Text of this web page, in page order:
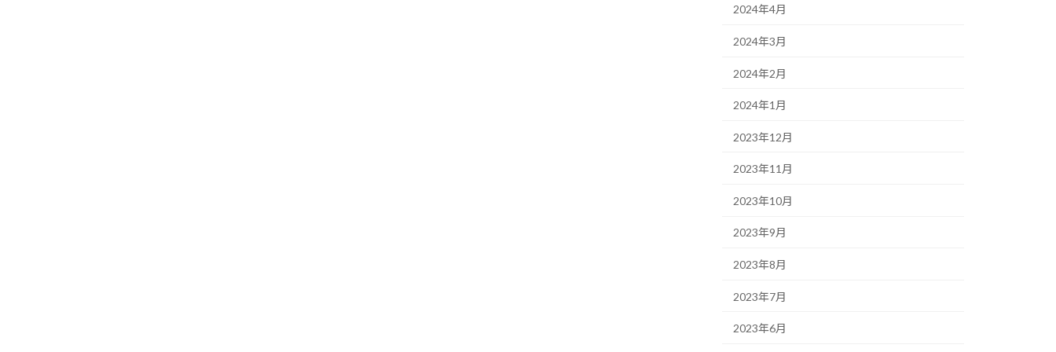
2024年4月
2024年3月
2024年2月
2024年1月
2023年12月
2023年11月
2023年10月
2023年9月
2023年8月
2023年7月
2023年6月